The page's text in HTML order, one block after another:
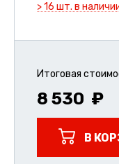
> 16 шт. в
Итоговая
8 530
В